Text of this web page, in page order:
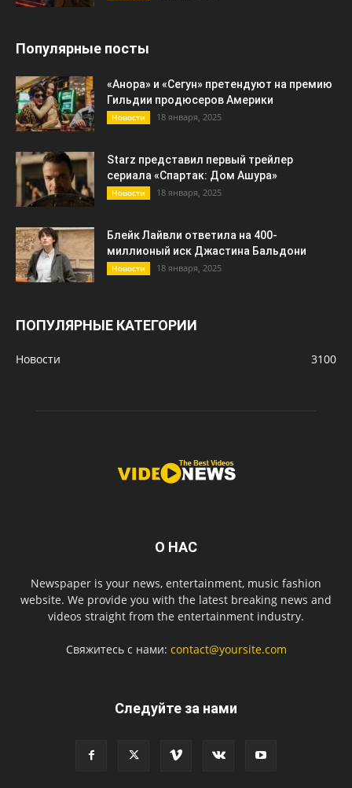
Популярные посты
«Анора» и «Сегун» претендуют на премию
Гильдии продюсеров Америки
Новости 18 января, 2025
Starz представил первый трейлер
сериала «Спартак: Дом Ашура»
Новости 18 января, 2025
Блейк Лайвли ответила на 400-
миллионый иск Джастина Бальдони
Новости 18 января, 2025
ПОПУЛЯРНЫЕ КАТЕГОРИИ
Новости 3100
О НАС
Newspaper is your news, entertainment, music fashion
website. We provide you with the latest breaking news and
videos straight from the entertainment industry.
Свяжитесь с нами: contact@yoursite.com
Следуйте за нами